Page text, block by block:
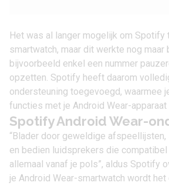
Het was al langer mogelijk om Spotify
smartwatch, maar dit werkte nog maar
bijvoorbeeld enkel een nummer
opzetten. Spotify heeft daarom
ondersteuning toegevoegd, waarmee
functies met je Android Wear-apparaat
Spotify Android Wear-
“Blader door geweldige
en bedien luidsprekers die
allemaal vanaf je pols”, aldus Spotify
je Android Wear-smartwatch wordt